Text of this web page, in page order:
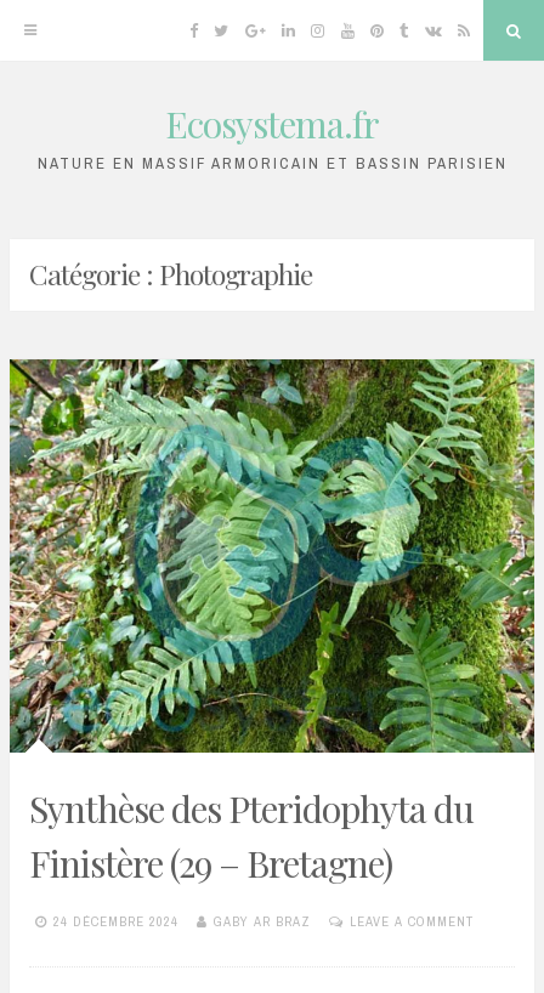
Facebook
TwitterGoogleLinkedinInstagram
YouTubePinterest
TumblrVK RSS
Ecosystema.fr
NATURE EN MASSIF ARMORICAIN ET BASSIN PARISIEN
Catégorie : Photographie
Synthèse des Pteridophyta du
Finistère (29 – Bretagne)
24 DÉCEMBRE 2024 GABY AR BRAZ LEAVE A COMMENT